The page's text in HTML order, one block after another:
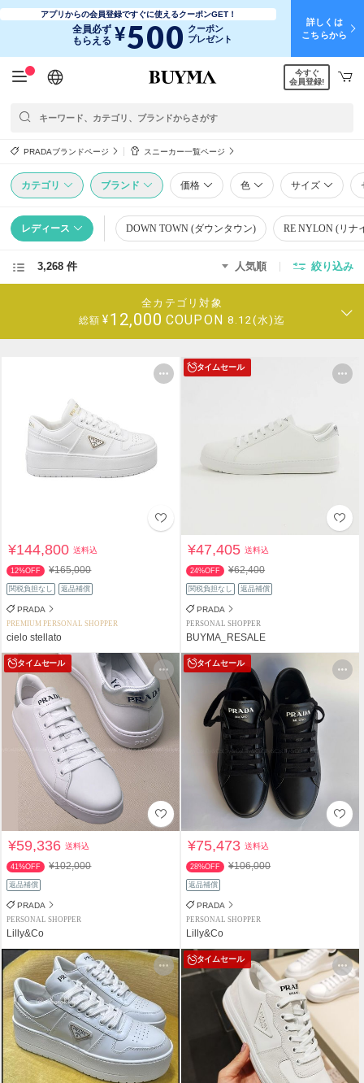
アプリからの会員登録ですぐに使えるクーポンGET！
全員必ず
もらえる ¥500 クーポン
プレゼント
詳しくは
こちらから
日本語
English
简体中文
繁體中文
今すぐ
会員登録!
PRADAブランドページ スニーカー一覧ページ
カテゴリ ブランド 価格 色 サイズ
レディース DOWN TOWN (ダウンタウン) RE NYLON (リナ
3,268 件 人気順 絞り込み
全カテゴリ対象
総額 ¥12,000 COUPON 8.12(水)迄
¥144,800送料込
12%OFF ¥165,000
関税負担なし 返品補償
PRADA
PREMIUM PERSONAL SHOPPER
cielo stellato
タイムセール
¥47,405送料込
24%OFF ¥62,400
関税負担なし 返品補償
PRADA
PERSONAL SHOPPER
BUYMA_RESALE
タイムセール
¥59,336送料込
41%OFF ¥102,000
返品補償
PRADA
PERSONAL SHOPPER
Lilly&Co
タイムセール
¥75,473送料込
28%OFF ¥106,000
返品補償
PRADA
PERSONAL SHOPPER
Lilly&Co
タイムセール